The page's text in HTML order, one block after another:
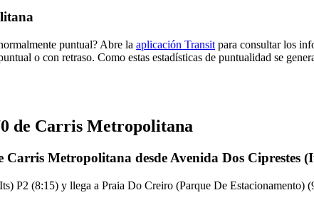
puntual? Abre la aplicación Transit para consultar los
o con retraso. Como estas estadísticas de puntualidad se
de Carris Metropolitana
Metropolitana desde Avenida Dos Ciprestes
P2 (8:15) y llega a Praia Do Creiro (Parque De